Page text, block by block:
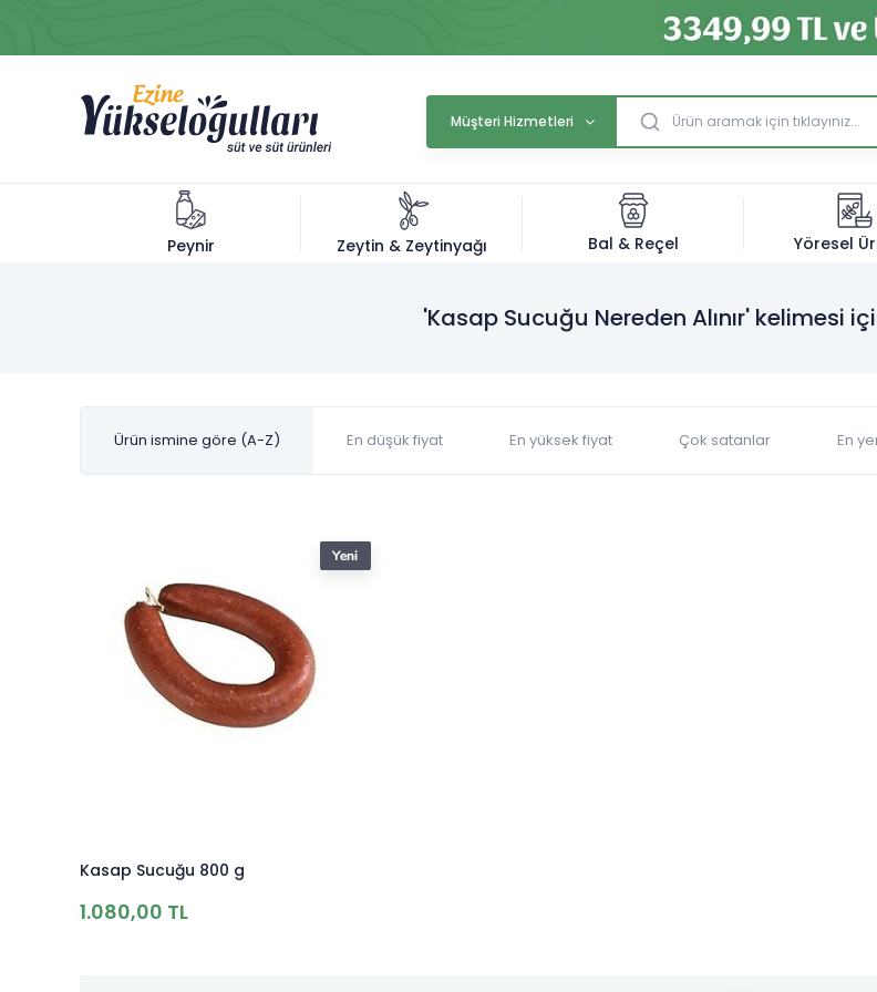
Müşteri Hizmetleri
Peynir Zeytin & Zeytinyağı Bal & Reçel Yöresel
'Kasap Sucuğu Nereden Alınır' kelimesi
Ürün ismine göre (A-Z) En düşük fiyat En yüksek fiyat Çok satanlar En
Kasap Sucuğu 800 g
1.080,00 TL